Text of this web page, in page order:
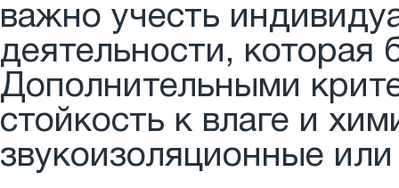
важно учесть
деятельности, которая
Дополнительными
стойкость к влаге и
звукоизоляционные